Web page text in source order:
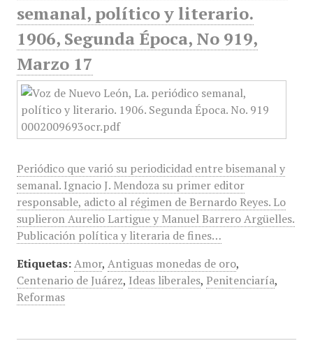
semanal, político y literario.
1906, Segunda Época, No 919,
Marzo 17
Periódico que varió su periodicidad entre bisemanal y
semanal. Ignacio J. Mendoza su primer editor
responsable, adicto al régimen de Bernardo Reyes. Lo
suplieron Aurelio Lartigue y Manuel Barrero Argüelles.
Publicación política y literaria de fines…
Etiquetas: Amor, Antiguas monedas de oro,
Centenario de Juárez, Ideas liberales, Penitenciaría,
Reformas